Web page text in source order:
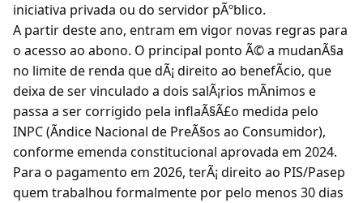
iniciativa privada ou do servidor pÃºblico.
A partir deste ano, entram em vigor novas regras para
o acesso ao abono. O principal ponto Ã© a mudanÃ§a
no limite de renda que dÃ¡ direito ao benefÃcio, que
deixa de ser vinculado a dois salÃ¡rios mÃnimos e
passa a ser corrigido pela inflaÃ§Ã£o medida pelo
INPC (Ãndice Nacional de PreÃ§os ao Consumidor),
conforme emenda constitucional aprovada em 2024.
Para o pagamento em 2026, terÃ¡ direito ao PIS/Pasep
quem trabalhou formalmente por pelo menos 30 dias